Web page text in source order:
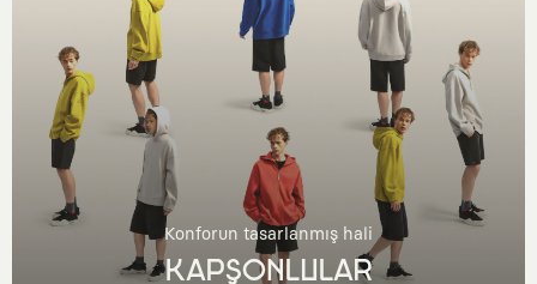
Konforun tasarlanmış hali
KAPŞONLULAR